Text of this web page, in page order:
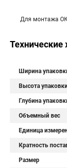
Для монтажа
Технические
Ширина
Высота
Глубина
Объемный вес
Единица
Кратность
Размер